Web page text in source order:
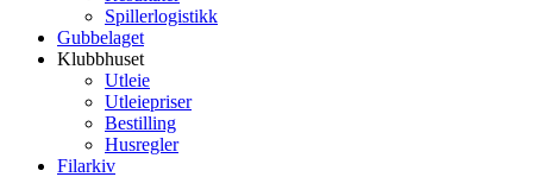
Spillerlogistikk
Gubbelaget
Klubbhuset
Utleie
Utleiepriser
Bestilling
Husregler
Filarkiv